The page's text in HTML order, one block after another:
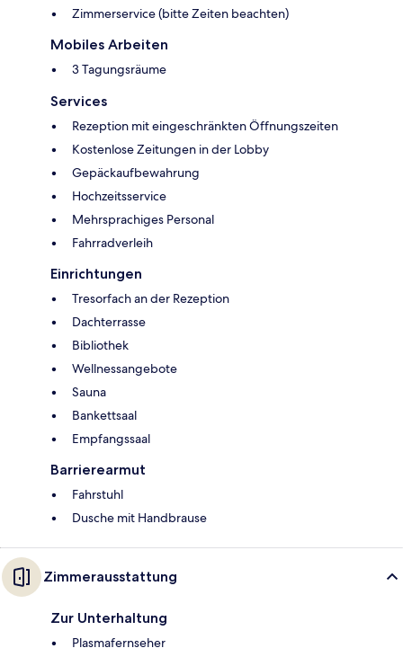
Zimmerservice (bitte Zeiten beachten)
Mobiles Arbeiten
3 Tagungsräume
Services
Rezeption mit eingeschränkten Öffnungszeiten
Kostenlose Zeitungen in der Lobby
Gepäckaufbewahrung
Hochzeitsservice
Mehrsprachiges Personal
Fahrradverleih
Einrichtungen
Tresorfach an der Rezeption
Dachterrasse
Bibliothek
Wellnessangebote
Sauna
Bankettsaal
Empfangssaal
Barrierearmut
Fahrstuhl
Dusche mit Handbrause
Zimmerausstattung
Zur Unterhaltung
Plasmafernseher